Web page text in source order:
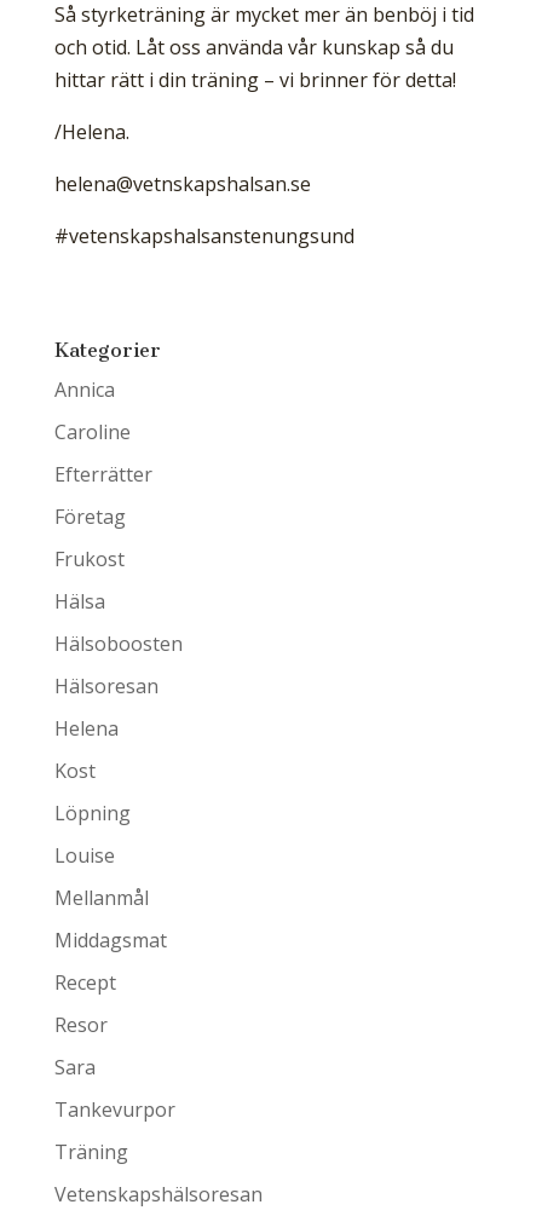
Så styrketräning är mycket mer än benböj i tid
och otid. Låt oss använda vår kunskap så du
hittar rätt i din träning – vi brinner för detta!
/Helena.
helena@vetnskapshalsan.se
#vetenskapshalsanstenungsund
Kategorier
Annica
Caroline
Efterrätter
Företag
Frukost
Hälsa
Hälsoboosten
Hälsoresan
Helena
Kost
Löpning
Louise
Mellanmål
Middagsmat
Recept
Resor
Sara
Tankevurpor
Träning
Vetenskapshälsoresan